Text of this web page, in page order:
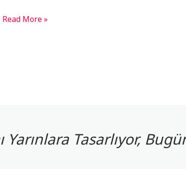
Read More »
Yarınlara Tasarlıyor,